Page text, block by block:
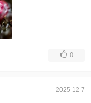
0
2025-12-7